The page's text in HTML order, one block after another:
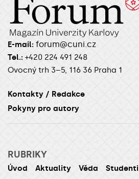
E-mail: forum@cuni.cz
Tel.: +420 224 491 248
Ovocný trh 3–5, 116 36 Praha 1
Kontakty / Redakce
Pokyny pro autory
RUBRIKY
Úvod Aktuality Věda Studenti